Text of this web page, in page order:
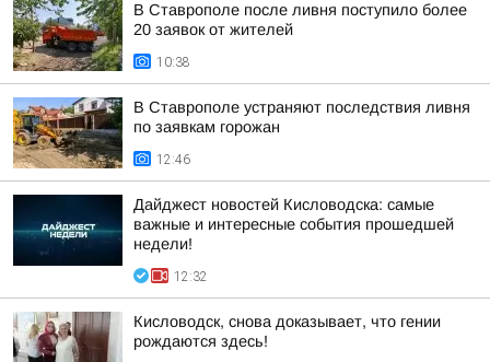
В Ставрополе после ливня поступило более
20 заявок от жителей
10:38
В Ставрополе устраняют последствия ливня
по заявкам горожан
12:46
Дайджест новостей Кисловодска: самые
важные и интересные события прошедшей
недели!
12:32
Кисловодск, снова доказывает, что гении
рождаются здесь!